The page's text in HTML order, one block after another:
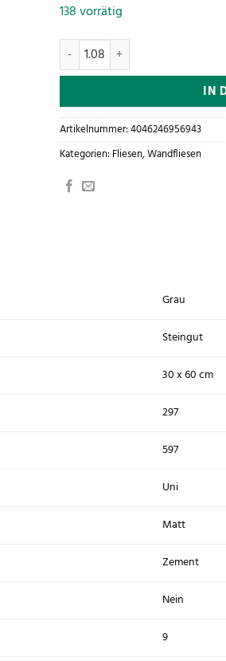
138 vorrätig
Villeroy & Boch Wandfliese
IN
Artikelnummer:4046246956943
Kategorien: Fliesen,Wandfliesen
Grau
Steingut
30 x 60 cm
297
597
Uni
Matt
Zement
Nein
9